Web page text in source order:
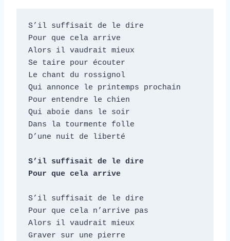
S’il suffisait de le dire
Pour que cela arrive
Alors il vaudrait mieux
Se taire pour écouter
Le chant du rossignol
Qui annonce le printemps prochain
Pour entendre le chien
Qui aboie dans le soir
Dans la tourmente folle
D’une nuit de liberté
S’il suffisait de le dire
Pour que cela arrive
S’il suffisait de le dire
Pour que cela n’arrive pas
Alors il vaudrait mieux
Graver sur une pierre